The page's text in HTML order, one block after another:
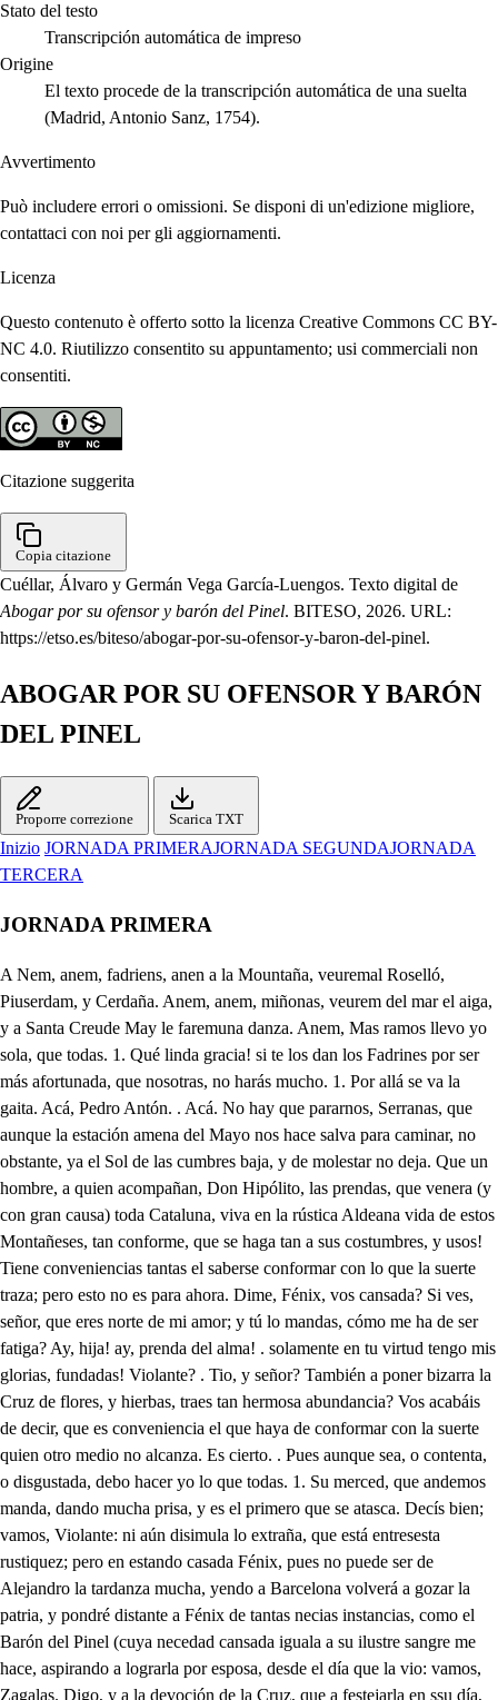
Stato del testo
Transcripción automática de impreso
Origine
El texto procede de la transcripción automática de una suelta
(Madrid, Antonio Sanz, 1754).
Avvertimento
Può includere errori o omissioni. Se disponi di un'edizione migliore,
contattaci con noi per gli aggiornamenti.
Licenza
Questo contenuto è offerto sotto la licenza Creative Commons CC BY-
NC 4.0. Riutilizzo consentito su appuntamento; usi commerciali non
consentiti.
Citazione suggerita
Copia citazione
Cuéllar, Álvaro y Germán Vega García-Luengos. Texto digital de
Abogar por su ofensor y barón del Pinel. BITESO, 2026. URL:
https://etso.es/biteso/abogar-por-su-ofensor-y-baron-del-pinel.
ABOGAR POR SU OFENSOR Y BARÓN
DEL PINEL
Proporre correzione Scarica TXT
Inizio JORNADA PRIMERAJORNADA SEGUNDAJORNADA
TERCERA
JORNADA PRIMERA
A Nem, anem, fadriens, anen a la Mountaña, veuremal Roselló, Piuserdam, y Cerdaña. Anem, anem, miñonas, veurem del mar el aiga, y a Santa Creude May le faremuna danza. Anem, Mas ramos llevo yo sola, que todas. 1. Qué linda gracia! si te los dan los Fadrines por ser más afortunada, que nosotras, no harás mucho. 1. Por allá se va la gaita. Acá, Pedro Antón. . Acá. No hay que pararnos, Serranas, que aunque la estación amena del Mayo nos hace salva para caminar, no obstante, ya el Sol de las cumbres baja, y de molestar no deja. Que un hombre, a quien acompañan, Don Hipólito, las prendas, que venera (y con gran causa) toda Cataluna, viva en la rústica Aldeana vida de estos Montañeses, tan conforme, que se haga tan a sus costumbres, y usos! Tiene conveniencias tantas el saberse conformar con lo que la suerte traza; pero esto no es para ahora. Dime, Fénix, vos cansada? Si ves, señor, que eres norte de mi amor; y tú lo mandas, cómo me ha de ser fatiga? Ay, hija! ay, prenda del alma! . solamente en tu virtud tengo mis glorias, fundadas! Violante? . Tio, y señor? También a poner bizarra la Cruz de flores, y hierbas, traes tan hermosa abundancia? Vos acabáis de decir, que es conveniencia el que haya de conformar con la suerte quien otro medio no alcanza. Es cierto. . Pues aunque sea, o contenta, o disgustada, debo hacer yo lo que todas. 1. Su merced, que andemos manda, dando mucha prisa, y es el primero que se atasca. Decís bien; vamos, Violante: ni aún disimula lo extraña, que está entresesta rustiquez; pero en estando casada Fénix, pues no puede ser de Alejandro la tardanza mucha, yendo a Barcelona volverá a gozar la patria, y pondré distante a Fénix de tantas necias instancias, como el Barón del Pinel (cuya necedad cansada iguala a su ilustre sangre me hace, aspirando a lograrla por esposa, desde el día que la vio: vamos, Zagalas. Digo, y a la devoción de la Cruz, que a festejarla en ssu día, nos condude, que cantemos embaraza? Por qué motivo? En el campo es todo lícito, Holalla. Pues vaya de baile, y diga segunda vez la algazara: Anem, anem, fadriens, anem a la Mountaña, veurem al Roselló, Piuserdam, y Cerdaña. Anempanem, fadriens, Pues que de perro de muestra, Nidales viene en demanda de la codorniz que adoro, mientras cuando a tierra caiga, estotro apiola el conejo, vaya él usmeando la caza. A estar vivos estos dos, pudieran llevar carlancas, porque son como dos perros. Señor. . Ay Moro en campaña? No señor; mas como Usia, que atishe alonje me manda, he uisto:- . Qué es lo que has visto? Una novedad bien rara. Qué cosa? . Que hacia la Ermita, que está a la lengua del agua del Mar, se encámina Fénix, y cuantos con ella marchan: Jesús! ya han entrado en ella. Lleve el demonio su alma, pues si a ella de hecho venían, adónde quería que entraran? Es, que con tanto misterio como Useñoria gasta, no lo juzgué, pues creía::- Qué? . Que era gente non santa. Qué es non santa, calandrajo del ropón de Doña Urraca, que hasta en la intención se le entran las arrugas de la facha? Qué es non santa? una mujer, que para reverenciarla le sobra tanto, y tan cuanto; que él tanto le hace ser tanta. No sabe (mas que le arranco la pelambre de las barbas) que en aquesta Baronia, que es solar de estas Montañas, y donde nací, señor, como quien no dice nada, de la torre del Pinel, desde que esa hermosa causa suavísimamente dulce de mis pasiones amargas ha llegado, es su virtud tan terrible por su fama, que hasta a mí, que nací yo, y con la alta circunstancia de ser Barón del Pinel, me me tiene hecho una Beata, con ánimo, y con deseo (bien lo sabe Dios, y calla) de adquirirla por esposa, aunque entre las dos distancias de subir ella a mi sangre, o bajar yo a su prosapia, resbale mi altura, y quede mi opinión descalabrada? Pues cómo tiene osadía de decir de ella una infamia, y en latín cómo conjuro? Piensa que está espiritada como el que tiene en el cuerpo? Qué es lo que tiene? . Una sarta de Demonios a caballo con malicias por corazas. Válgame Santa Lucia! Bien puede volverse a casa. Señor. . Abese de ahí, o truequen él, y Mindaña empleos. . Trueca bórricos, ya se ha dicho veces varias, pero no trueca conejos. Sírvame con las espaldas, pues con los ojos no sabe, mientras él se despestaña, viendo cuando de la Ermita sale Fénix: qué me hayan espantado de su vista del padre las amenazas! Ah, quien por verla estuviera en la Ermita, aunque entonara el fuelle al organo! pero harto sopla quien exhala en cada suspiro todo A un Saludador. eñaz Indomito bruto, la violencia, en que engolfada tu cólera, el mar del viento precipitado naufragas. Señor, detente, que no hay asentaderas humanas, que aguanten para alcanzarte el trasiego de esta faca. Qué es aquello? . Disparado va aquel caballo. . Desgracia fiera! hacia el despeñadero de aquellos riscos arranca, sin poderle sujetar el que va en él. . Una bala traigo echada en la escopeta; y pues sé tirar con maña, yo le haré parar. Jesús! Tendiole. . El Cielo me valga. No solo te vale el Cielo, dichoso hombre, mas te ampara cuanto hay de tejas abajo en la tierra de importancia, que es un hombre como yo. Hay, amo de mis entrañas! adiós, narices. . Teneos: qué es esto? . Aí es una chanza: un brazo medio partido, una pierna deslocada, y una nariz, que fue roma, y ya es Cordoba la llana. No hagáis caso de ese loco criado mío, y de la hidalga acción vuestra: recibid, señor, las debidas gracias; A̱ pues a no ser por el diestro rayo, que el incendio apaga de aquel bruto, ya la vida, que es vuestra, pues se restaura por vos, me hubiera dejado si es que deja lo que cansa a vuestros pies. . Hal, Nidales, este hombre de vos me trata, como no sabe quien soy: para enmendar su ignorancia, al descuido con cuidado la señoria me encaja para poder responderle, porque no encuentro palabra sin cólera con el vos. Harase a la deshilada, Caballero, la escopeta, como prevenida estaba, y soy diestro, al ver el bruto, qué corriendo:: no despachas? . Me manda algo Useñoria? Qué he de mandarle, fantasma? Cómo tiene atrevimiento, cuando ve que su amo habla, a interrumpirle? . Señor, Usta perdone tanta simpleza, pues Usiria:: Ah Tabardillo. . Terciana, qué me quieres? . Has notado de este hombre la extravagancia? No sé yo de qué tápices estas figuras se arrancan, que amo, y criados parecen mascarones de antigualla. Si yo a Usiria le puedo deber que se temple: . Basta, ahora vamos bien, ahora sí, que como allá os contaba, no solo en el libertaros del riesgo, es interesada mi atención; pero mi pecho, mi corazón, y mi casa, y toda mi baronia, sin la menor repugnancia os ofrezco, solo al precio de saber (oh cuanto gana quien a un Señoría el trato ni le gruñe, ni le masca! a qué venís a esta tierra, por inculta, y retirada, poco cursada de gente de fuste, ni de substancia, y quien sois por la caída, que por la estofa no es mala. Brevemente satisfecho quedaréis, si equivocadas dichas, y desdichas mías no se oponen al contarlas. Es Alejandro Pinos mi nombre, a Letras Sagradas (mi inclinación; bien que atentos (mis padres, a otras humanas conveniencias me obligaron a que la senda tomara de la jurisprudencia, carrera noble, aunque larga; es mi Patria Barcelona, donde entre mi ilustre Casa, y la familia de Entenzas, hubo, y hay tan heredadas enemistades, que aún duran los humos, si no las llamas; a concluir un tratado. a que obedecer me manda mi padre de un casamiento y con la más perfecta Dama, que Barcelona ha tenido; y vive aquí retirada; bien que yo no la conozco, me ordena venga a estas playas del mar, ruda babilonia de montes, que en él se engastan, por su gusto, y sin el mío vine a obedecer forzada mi inclinación; ved ahora si pude decir con causa, que de dichas, y desdichas el informe se enlazaba de mi vida, y si el acaso, que azaroso me amenaza es despreciable, juntando riesgo, amor, fuerza, y venganza. Unienlo a esas cuatro cosas nariz, brazo, pierna, y anca, que para el vivir me sobran, pues para el uso me faltan. Calla, necio. . Cómo no me dolieran, yo callara. Qué bien dijo aquel discreto que no sé como se llama, que dos simples componían de dos tedios una salsa! no creáis, que lo hallé en libro sin autoridad, ni traza; que es en la segunda parte de las Guerras de Gravada. Vos venís triste a cazaros, cuando a mí el placer me danza; porque mi propinqua boda, si no se bulle, se anda; y aunque esa Dama sea hermosa, me perdone, que tomara los desperdicios de esotra para cortar una gala: yo no la he visto, mas creo, que siendo Minerva, o Palas, será así, así; mas la mía puede ser así, y asada. Yo os lo creo (el hombre es necio) . Ahora le ves esa falta? Siendo esto de esta manera, podéis hacer miscelanía de vuestras penas, y mis alegrías; porque tanta afición os he cobrado, que os doy desde hoy la palabra de no apartarme de vos. Es agasajo, o es maza? Por si os pudiere servir con mi authoridad, mi espada, y mi hacienda (Jesus mío!) si os tomo amor, es tan rara mi ansia, que no me hallaré sin móleros las entrañas. Yo os agradezco el favor. Pues en fe de esa alianza, dadme los pies. . Para qué? Para echarlos una calza con mi boca. . Si es de cuero, bien va: mas cómo se llama? Yo? Tabardillo, y quisiera, que mi nombre se os pegara según mi agradecimiento. Vaya a agradecer a Jauja, Tabardillo. . Eso es a ratos, que a horas de comer soy Sarna. Ah Mindaña. . Señor. Fénix debe de estar arrobada, que no sale. . Cómo es fiesta de tanta inspección, es larga. Ya informado, la licencia me habéis de dar. A la Playa. A el Risco. A la Ermita, herido Ya el Jabalí: guarda, guarda la fiera. . Gurda la fiera. Ama aña el Risceo. . Aio Ay de mi infeliz! . Adónd caminas precipitada? ̱. Que, espera. . Huid, Serranos Qué es lo que escuchan mis ansias! Un Jabalí hacia la Ermita, y en ella el dueño del alma! sin mí estoy! Mindaña, presto; Nidales, dame la espada, la escopeta, ese puñal, ese garrote, esa daga, la pólvora, el cuchillón. Para qué es esa tardanza, si yo a vuestro lado: . Estoy desde los pies a la barba, de pura furia temblando: ha fiera! qué desdic